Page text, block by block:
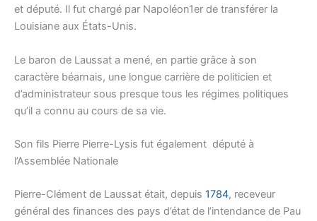
et député. Il fut chargé par Napoléon1er de transférer la
Louisiane aux États-Unis.
Le baron de Laussat a mené, en partie grâce à son
caractère béarnais, une longue carrière de politicien et
d’administrateur sous presque tous les régimes politiques
qu’il a connu au cours de sa vie.
Son fils Pierre Pierre-Lysis fut également député à
l’Assemblée Nationale
Pierre-Clément de Laussat était, depuis 1784, receveur
général des finances des pays d’état de l’intendance de Pau